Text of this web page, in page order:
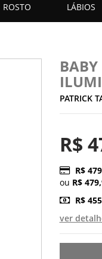
ROSTO LÁBIOS
BABY
PATRICK
R$
R$
ou R$
R$
ver